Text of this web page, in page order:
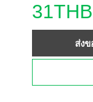
31THB
ส่ง